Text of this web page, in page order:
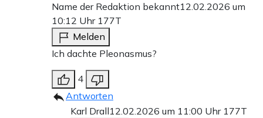
Name der Redaktion bekannt12.02.2026 um
10:12 Uhr 177T
Melden
Ich dachte Pleonasmus?
4
Antworten
Karl Drall12.02.2026 um 11:00 Uhr 177T